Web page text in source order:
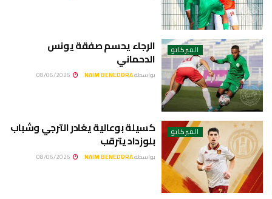
الميركاتو الرجاء يحسم صفقة يونس
الدحماني
بواسطةNAIM BENEDDRA
الميركاتو كسيلة بوعالية يغادر الترجي وشباب
بلوزداد يترقب
بواسطةNAIM BENEDDRA